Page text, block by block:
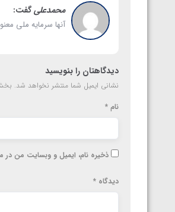
محمدعلیگفت:
آنها سرمایه ملی
دیدگاهتان را بنویسید
نشانی ایمیل شما منتشر نخواهد شد.
نام *
ذخیره نام، ایمیل و وبسایت من در
دیدگاه *